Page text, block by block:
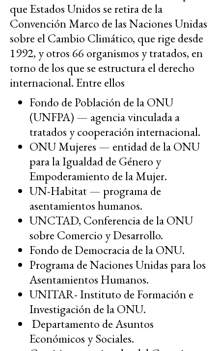
que Estados Unidos se retira de la
Convención Marco de las Naciones Unidas
sobre el Cambio Climático, que rige desde
1992, y otros 66 organismos y tratados, en
torno de los que se estructura el derecho
internacional. Entre ellos
Fondo de Población de la ONU
(UNFPA) — agencia vinculada a
tratados y cooperación internacional.
ONU Mujeres — entidad de la ONU
para la Igualdad de Género y
Empoderamiento de la Mujer.
UN-Habitat — programa de
asentamientos humanos.
UNCTAD, Conferencia de la ONU
sobre Comercio y Desarrollo.
Fondo de Democracia de la ONU.
Programa de Naciones Unidas para los
Asentamientos Humanos.
UNITAR- Instituto de Formación e
Investigación de la ONU.
Departamento de Asuntos
Económicos y Sociales.